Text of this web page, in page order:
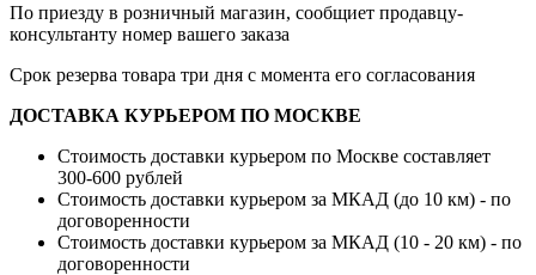
По приезду в розничный магазин, сообщиет продавцу-
консультанту номер вашего заказа
Срок резерва товара три дня с момента его согласования
ДОСТАВКА КУРЬЕРОМ ПО МОСКВЕ
Стоимость доставки курьером по Москве составляет
300-600 рублей
Стоимость доставки курьером за МКАД (до 10 км) - по
договоренности
Стоимость доставки курьером за МКАД (10 - 20 км) - по
договоренности